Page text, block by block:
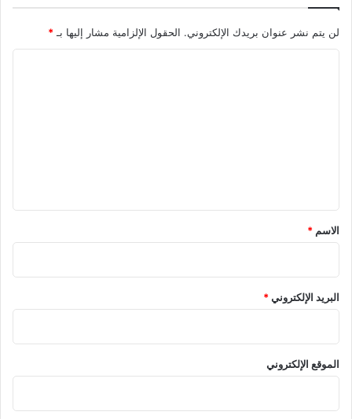
لن يتم نشر عنوان بريدك الإلكتروني. الحقول الإلزامية مشار إليها بـ *
*
الاسم *
البريد الإلكتروني*
الموقع الإلكتروني